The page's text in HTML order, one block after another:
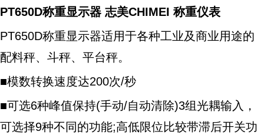
PT650D称重显示器 志美CHIMEI 称重仪表
PT650D称重显示器适用于各种工业及商业用途的
配料秤、斗秤、平台秤。
■模数转换速度达200次/秒
■可选6种峰值保持(手动/自动清除)3组光耦输入，
可选择9种不同的功能;高低限位比较带滞后开关功